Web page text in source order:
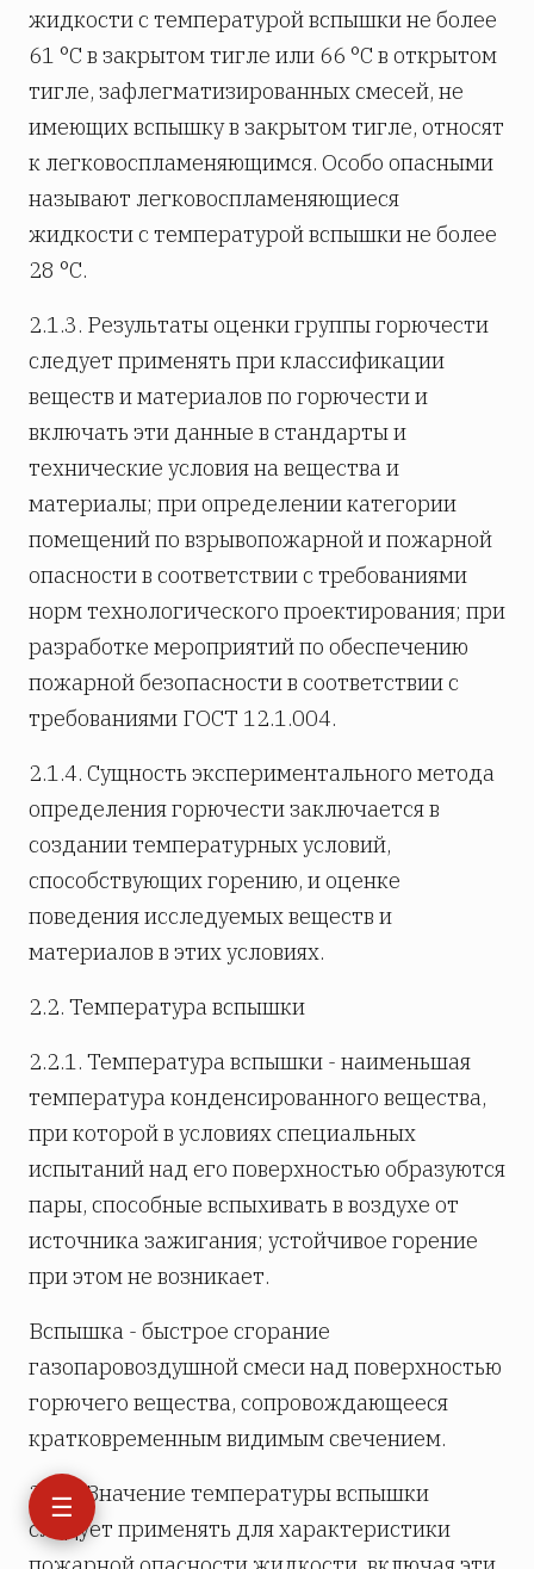
☰
жидкости с температурой вспышки не более
61 °С в закрытом тигле или 66 °С в открытом
тигле, зафлегматизированных смесей, не
имеющих вспышку в закрытом тигле, относят
к легковоспламеняющимся. Особо опасными
называют легковоспламеняющиеся
жидкости с температурой вспышки не более
28 °С.
2.1.3. Результаты оценки группы горючести
следует применять при классификации
веществ и материалов по горючести и
включать эти данные в стандарты и
технические условия на вещества и
материалы; при определении категории
помещений по взрывопожарной и пожарной
опасности в соответствии с требованиями
норм технологического проектирования; при
разработке мероприятий по обеспечению
пожарной безопасности в соответствии с
требованиями ГОСТ 12.1.004.
2.1.4. Сущность экспериментального метода
определения горючести заключается в
создании температурных условий,
способствующих горению, и оценке
поведения исследуемых веществ и
материалов в этих условиях.
2.2. Температура вспышки
2.2.1. Температура вспышки - наименьшая
температура конденсированного вещества,
при которой в условиях специальных
испытаний над его поверхностью образуются
пары, способные вспыхивать в воздухе от
источника зажигания; устойчивое горение
при этом не возникает.
Вспышка - быстрое сгорание
газопаровоздушной смеси над поверхностью
горючего вещества, сопровождающееся
кратковременным видимым свечением.
2.2.2. Значение температуры вспышки
следует применять для характеристики